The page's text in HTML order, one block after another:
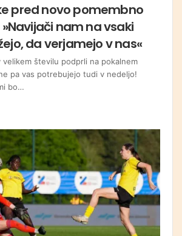
pred novo pomembno
nam na vsaki
da verjamejo v nas«
velikem številu podprli na pokalnem
pa vas potrebujejo tudi v nedeljo!
bo…